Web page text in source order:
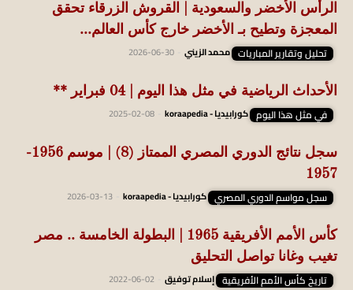
الرأس الأخضر والسعودية | القروش الزرقاء تحقق
المعجزة وتطيح بـ الأخضر خارج كأس العالم...
تحليل وتقارير المباريات محمد الزيني 2026-06-30
الأحداث الرياضية في مثل هذا اليوم | 04 فبراير **
في مثل هذا اليوم كورابيديا - koraapedia 2025-02-08
سجل نتائج الدوري المصري الممتاز (8) | موسم 1956-
1957
سجل مواسم الدوري المصري كورابيديا - koraapedia 2026-03-13
كأس الأمم الأفريقية 1965 | البطولة الخامسة .. مصر
تغيب وغانا تواصل التحليق
تاريخ كأس الأمم الأفريقية إسلام توفيق 2022-06-02